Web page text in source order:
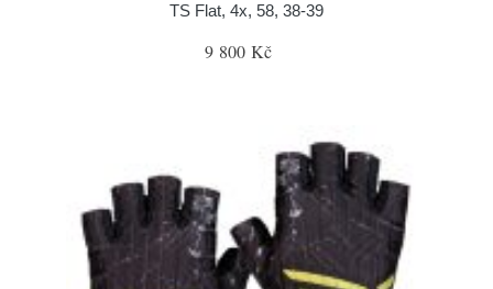
TS Flat, 4x, 58, 38-39
9 800 Kč